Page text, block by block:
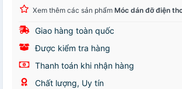
Xem thêm các sản phẩm Móc dán đỡ điện
Giao hàng toàn quốc
Được kiểm tra hàng
Thanh toán khi nhận hàng
Chất lượng, Uy tín